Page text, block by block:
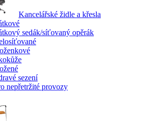
Kancelářské židle a křesla
sedák/síťovaný opěrák
sezení
nepřetržité provozy